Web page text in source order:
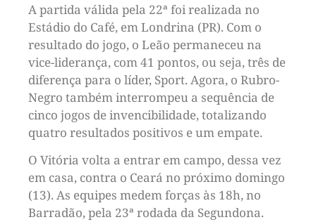
A partida válida pela 22ª foi realizada no
Estádio do Café, em Londrina (PR). Com o
resultado do jogo, o Leão permaneceu na
vice-liderança, com 41 pontos, ou seja, três de
diferença para o líder, Sport. Agora, o Rubro-
Negro também interrompeu a sequência de
cinco jogos de invencibilidade, totalizando
quatro resultados positivos e um empate.
O Vitória volta a entrar em campo, dessa vez
em casa, contra o Ceará no próximo domingo
(13). As equipes medem forças às 18h, no
Barradão, pela 23ª rodada da Segundona.